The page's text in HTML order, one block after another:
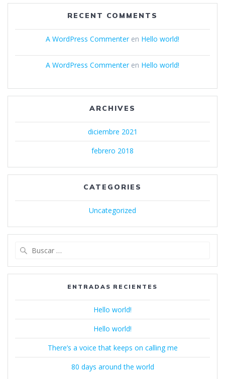
RECENT COMMENTS
A WordPress Commenteren Hello world!
A WordPress Commenteren Hello world!
ARCHIVES
diciembre 2021
febrero 2018
CATEGORIES
Uncategorized
ENTRADAS RECIENTES
Hello world!
Hello world!
There’s a voice that keeps on calling me
80 days around the world